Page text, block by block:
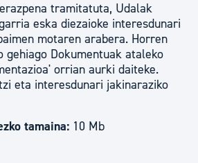
tramitatuta, Udalak
eska diezaioke interesdunari
motaren arabera. Horren
gehiago Dokumentuak ataleko
orrian aurki daiteke.
eta interesdunari jakinaraziko
tamaina: 10 Mb